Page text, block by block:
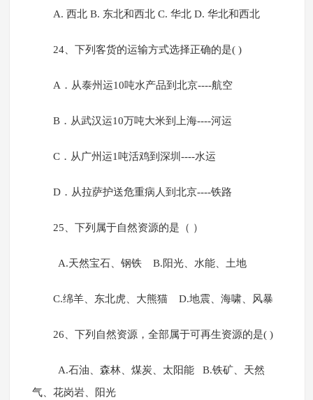
A. 西北 B. 东北和西北 C. 华北 D. 华北和西北
24、下列客货的运输方式选择正确的是( )
A．从泰州运10吨水产品到北京----航空
B．从武汉运10万吨大米到上海----河运
C．从广州运1吨活鸡到深圳----水运
D．从拉萨护送危重病人到北京----铁路
25、下列属于自然资源的是（ ）
A.天然宝石、钢铁 B.阳光、水能、土地
C.绵羊、东北虎、大熊猫 D.地震、海啸、风暴
26、下列自然资源，全部属于可再生资源的是( )
A.石油、森林、煤炭、太阳能 B.铁矿、天然
气、花岗岩、阳光